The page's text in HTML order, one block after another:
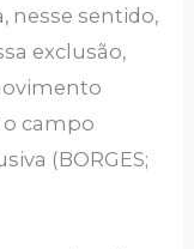
nesse sentido,
exclusão,
campo
(BORGES;